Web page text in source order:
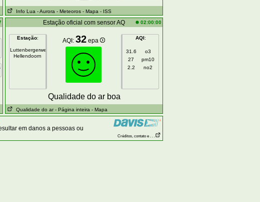
Info Lua - Aurora - Meteoros - Mapa - ISS
Estação oficial com sensor AQ 02:00:00
Estação:
Luttenbergerweg
Hellendoorn
AQI: 32 epa AQI:
31.6
o3
27
pm10
2.2
no2
Qualidade do ar boa
Qualidade do ar - Página inteira - Mapa
em danos a pessoas ou
Créditos, contato e . . .